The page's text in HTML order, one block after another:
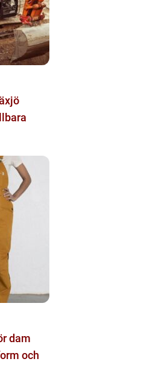
dam
och